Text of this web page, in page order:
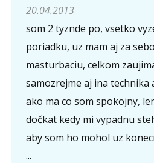
20.04.2013
som 2 tyznde po, vsetko
poriadku, uz mam aj za
masturbaciu, celkom
samozrejme aj ina technika
ako ma co som spokojny,
dočkat kedy mi vypadnu
aby som ho mohol uz
...